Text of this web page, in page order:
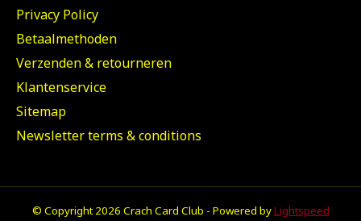
Privacy Policy
Betaalmethoden
Verzenden & retourneren
Klantenservice
Sitemap
Newsletter terms & conditions
© Copyright 2026 Crach Card Club - Powered byLightspeed